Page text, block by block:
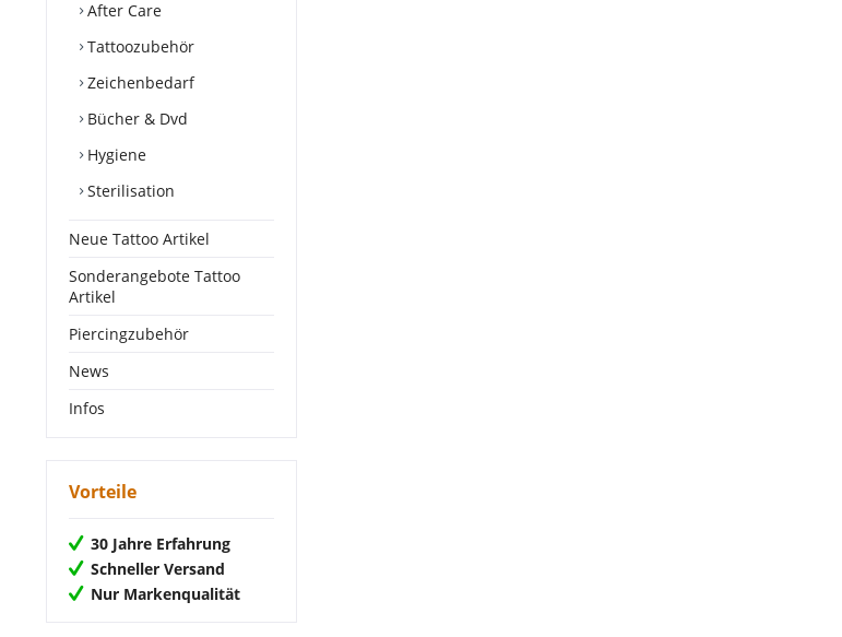
After Care
Tattoozubehör
Zeichenbedarf
Bücher & Dvd
Hygiene
Sterilisation
Neue Tattoo Artikel
Sonderangebote Tattoo
Artikel
Piercingzubehör
News
Infos
Vorteile
30 Jahre Erfahrung
Schneller Versand
Nur Markenqualität